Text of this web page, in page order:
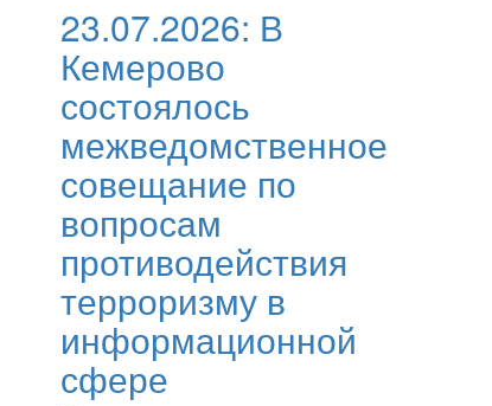
23.07.2026: В
Кемерово
состоялось
межведомственное
совещание по
вопросам
противодействия
терроризму в
информационной
сфере